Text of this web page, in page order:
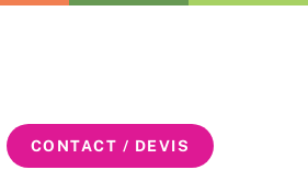
CONTACT / DEVIS